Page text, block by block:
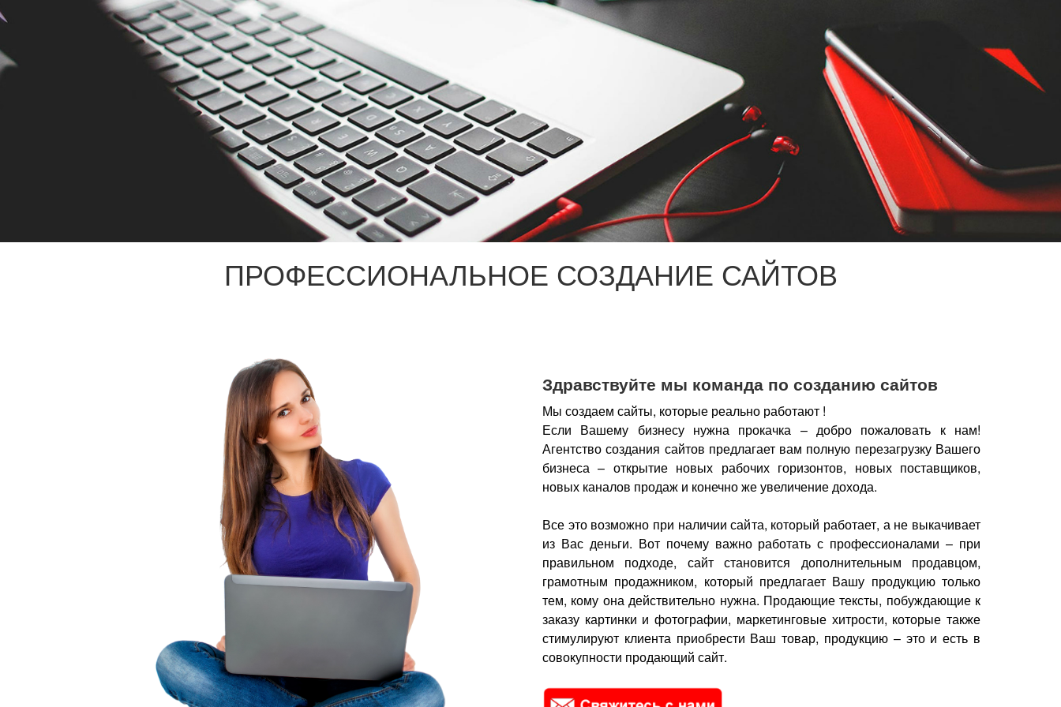
ПРОФЕССИОНАЛЬНОЕ СОЗДАНИЕ САЙТОВ
Здравствуйте мы команда по созданию сайтов
Мы создаем сайты, которые реально работают !
Если Вашему бизнесу нужна прокачка – добро пожаловать к нам!
Агентство создания сайтов предлагает вам полную перезагрузку Вашего
бизнеса – открытие новых рабочих горизонтов, новых поставщиков,
новых каналов продаж и конечно же увеличение дохода.
Все это возможно при наличии сайта, который работает, а не выкачивает
из Вас деньги. Вот почему важно работать с профессионалами – при
правильном подходе, сайт становится дополнительным продавцом,
грамотным продажником, который предлагает Вашу продукцию только
тем, кому она действительно нужна. Продающие тексты, побуждающие к
заказу картинки и фотографии, маркетинговые хитрости, которые также
стимулируют клиента приобрести Ваш товар, продукцию – это и есть в
совокупности продающий сайт.